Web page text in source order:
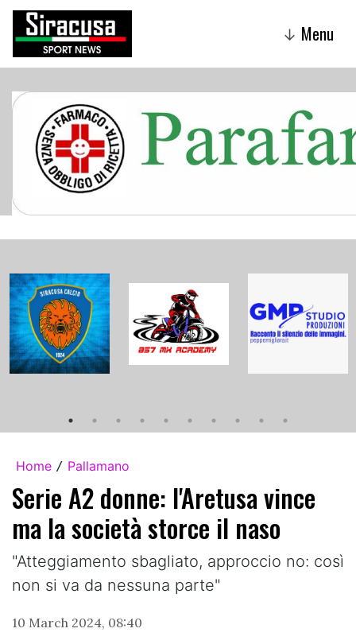
↓ Menu
Home / Pallamano
Serie A2 donne: l'Aretusa vince
ma la società storce il naso
"Atteggiamento sbagliato, approccio no: così
non si va da nessuna parte"
10 March 2024, 08:40